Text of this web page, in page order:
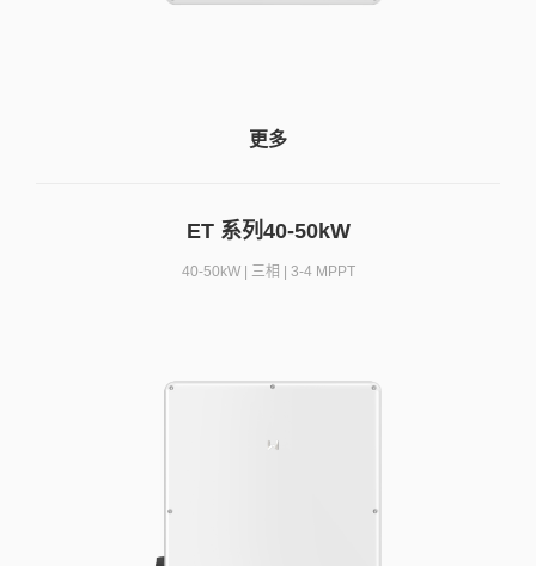
更多
ET 系列40-50kW
40-50kW | 三相 | 3-4 MPPT